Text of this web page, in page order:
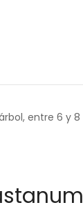
entre 6 y